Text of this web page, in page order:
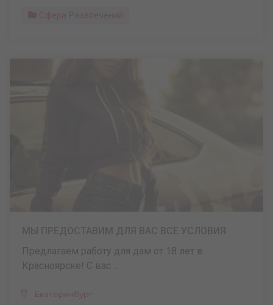
Сфера Развлечений
Предлагаем работу для дам от 18 лет в
Красноярске! С вас ...
Екатеринбург